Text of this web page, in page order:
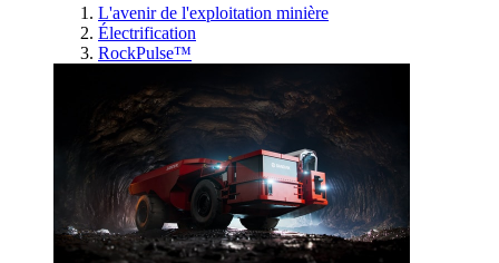
L'avenir de l'exploitation minière
Électrification
RockPulse™